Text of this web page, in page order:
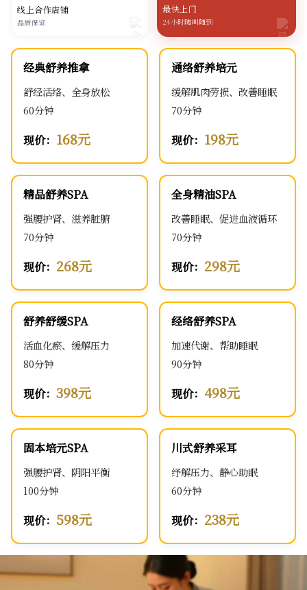
线上合作店铺
品质保证
最快上门
24小时随叫随到
经典舒养推拿
舒经活络、全身放松
60分钟
现价： 168元
通络舒养培元
缓解肌肉劳损、改善睡眠
70分钟
现价： 198元
精品舒养SPA
强腰护肾、滋养脏腑
70分钟
现价： 268元
全身精油SPA
改善睡眠、促进血液循环
70分钟
现价： 298元
舒养舒缓SPA
活血化瘀、缓解压力
80分钟
现价： 398元
经络舒养SPA
加速代谢、帮助睡眠
90分钟
现价： 498元
固本培元SPA
强腰护肾、阴阳平衡
100分钟
现价： 598元
川式舒养采耳
纾解压力、静心助眠
60分钟
现价： 238元